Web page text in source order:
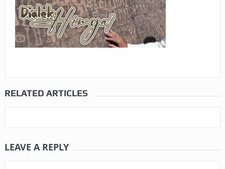
RELATED ARTICLES
LEAVE A REPLY